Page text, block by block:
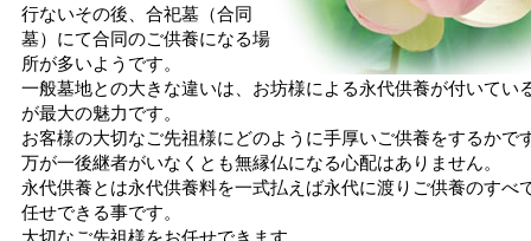
行ないその後、合祀墓（合同
墓）にて合同のご供養になる場
所が多いようです。
一般墓地との大きな違いは、お坊様による永代供養が付いてい
が最大の魅力です。
お客様の大切なご先祖様にどのように手厚いご供養をするかで
万が一後継者がいなくとも無縁仏になる心配はありません。
永代供養とは永代供養料を一式払えば永代に渡りご供養のすべ
任せできる事です。
大切なご先祖様をお任せできます。